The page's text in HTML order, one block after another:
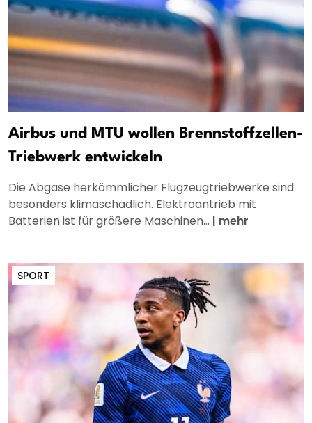
Airbus und MTU wollen Brennstoffzellen-
Triebwerk entwickeln
Die Abgase herkömmlicher Flugzeugtriebwerke sind
besonders klimaschädlich. Elektroantrieb mit
Batterien ist für größere Maschinen... | mehr
SPORT